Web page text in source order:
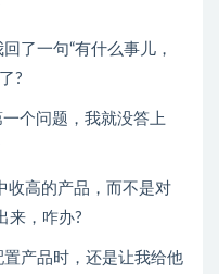
了一句“有什么事儿，
?
一个问题，我就没答上
收高的产品，而不是对
来，咋办?
产品时，还是让我给他